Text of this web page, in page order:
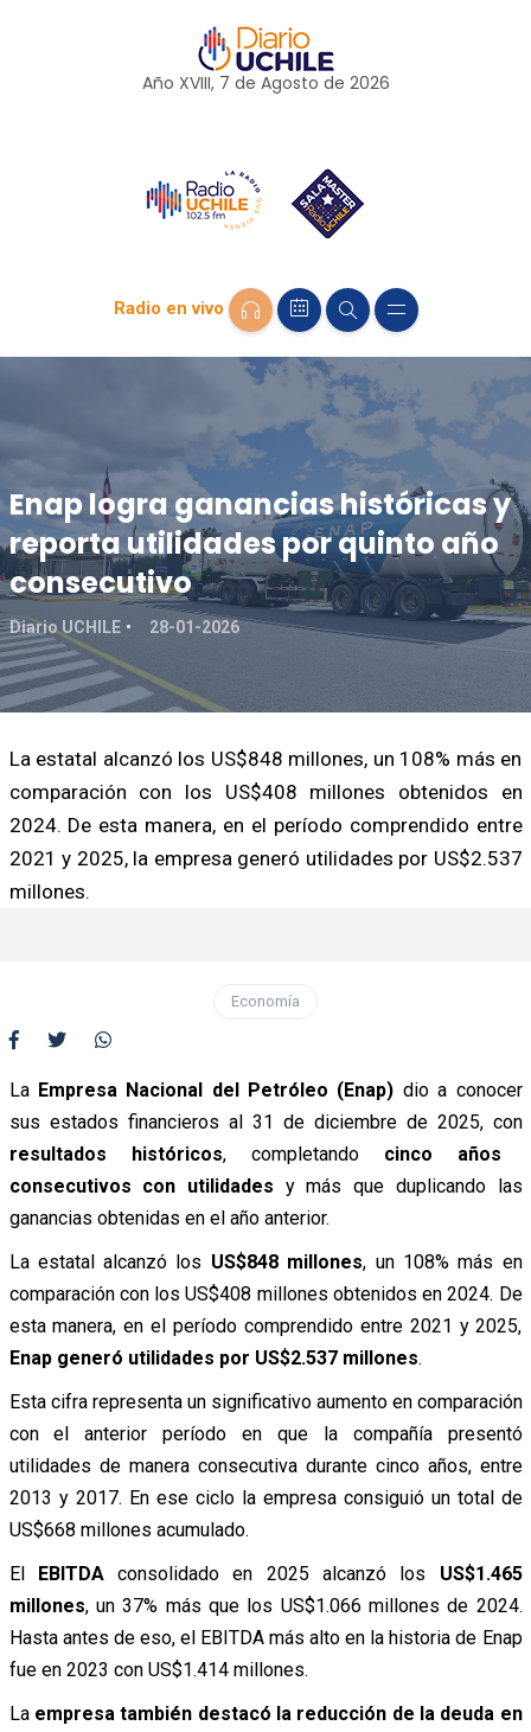
Año XVIII, 7 de Agosto de 2026
Radio en vivo
Enap logra ganancias históricas y
reporta utilidades por quinto año
consecutivo
Diario UCHILE 28-01-2026
La estatal alcanzó los US$848 millones, un 108% más en
comparación con los US$408 millones obtenidos en
2024. De esta manera, en el período comprendido entre
2021 y 2025, la empresa generó utilidades por US$2.537
millones.
Economía
La Empresa Nacional del Petróleo (Enap) dio a conocer
sus estados financieros al 31 de diciembre de 2025, con
resultados históricos, completandocinco años
consecutivos con utilidades y más que duplicando las
ganancias obtenidas en el año anterior.
La estatal alcanzó los US$848 millones, un 108% más en
comparación con los US$408 millones obtenidos en 2024. De
esta manera, en el período comprendido entre 2021 y 2025,
Enap generó utilidades por US$2.537 millones.
Esta cifra representa un significativo aumento en comparación
con el anterior período en que la compañía presentó
utilidades de manera consecutiva durante cinco años, entre
2013 y 2017. En ese ciclo la empresa consiguió un total de
US$668 millones acumulado.
El EBITDAconsolidado en 2025 alcanzó los US$1.465
millones, un 37% más que los US$1.066 millones de 2024.
Hasta antes de eso, el EBITDA más alto en la historia de Enap
fue en 2023 con US$1.414 millones.
La empresa también destacó la reducción de la deuda en